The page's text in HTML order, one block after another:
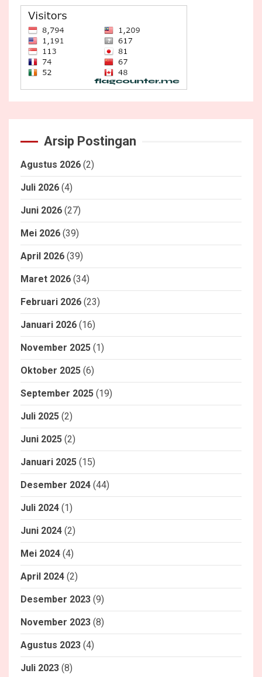
Arsip Postingan
Agustus 2026 (2)
Juli 2026 (4)
Juni 2026 (27)
Mei 2026 (39)
April 2026 (39)
Maret 2026 (34)
Februari 2026 (23)
Januari 2026 (16)
November 2025 (1)
Oktober 2025 (6)
September 2025 (19)
Juli 2025 (2)
Juni 2025 (2)
Januari 2025 (15)
Desember 2024 (44)
Juli 2024 (1)
Juni 2024 (2)
Mei 2024 (4)
April 2024 (2)
Desember 2023 (9)
November 2023 (8)
Agustus 2023 (4)
Juli 2023 (8)